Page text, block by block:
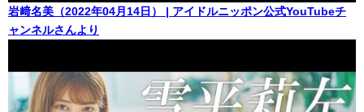
岩﨑名美（2022年04月14日） | アイドルニッポン公式YouTubeチ
ャンネルさんより